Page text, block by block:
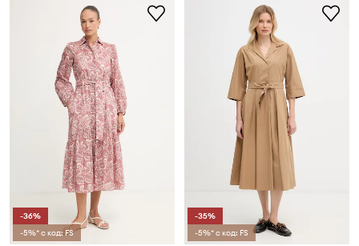
-36%
-5%* с код: FS
-35%
-5%* с код: FS